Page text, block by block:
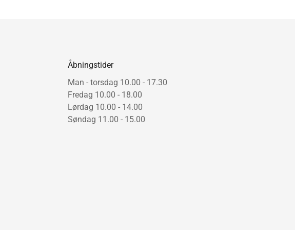
Åbningstider
Man - torsdag 10.00 - 17.30
Fredag 10.00 - 18.00
Lørdag 10.00 - 14.00
Søndag 11.00 - 15.00